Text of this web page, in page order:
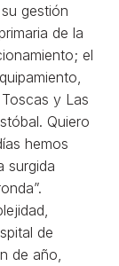
gestión
de la
el
y Las
Quiero
hemos
surgida
de
de año,